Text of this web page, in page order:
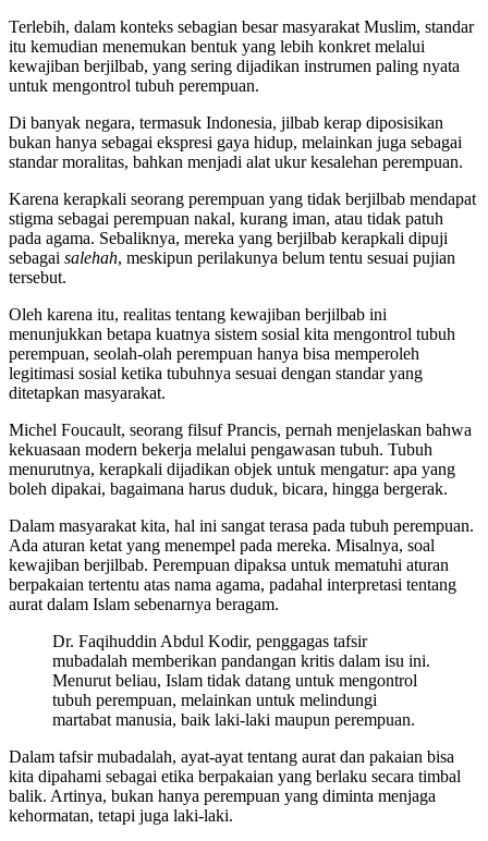
Terlebih, dalam konteks sebagian besar masyarakat Muslim, standar
itu kemudian menemukan bentuk yang lebih konkret melalui
kewajiban berjilbab, yang sering dijadikan instrumen paling nyata
untuk mengontrol tubuh perempuan.
Di banyak negara, termasuk Indonesia, jilbab kerap diposisikan
bukan hanya sebagai ekspresi gaya hidup, melainkan juga sebagai
standar moralitas, bahkan menjadi alat ukur kesalehan perempuan.
Karena kerapkali seorang perempuan yang tidak berjilbab mendapat
stigma sebagai perempuan nakal, kurang iman, atau tidak patuh
pada agama. Sebaliknya, mereka yang berjilbab kerapkali dipuji
sebagai salehah, meskipun perilakunya belum tentu sesuai pujian
tersebut.
Oleh karena itu, realitas tentang kewajiban berjilbab ini
menunjukkan betapa kuatnya sistem sosial kita mengontrol tubuh
perempuan, seolah-olah perempuan hanya bisa memperoleh
legitimasi sosial ketika tubuhnya sesuai dengan standar yang
ditetapkan masyarakat.
Michel Foucault, seorang filsuf Prancis, pernah menjelaskan bahwa
kekuasaan modern bekerja melalui pengawasan tubuh. Tubuh
menurutnya, kerapkali dijadikan objek untuk mengatur: apa yang
boleh dipakai, bagaimana harus duduk, bicara, hingga bergerak.
Dalam masyarakat kita, hal ini sangat terasa pada tubuh perempuan.
Ada aturan ketat yang menempel pada mereka. Misalnya, soal
kewajiban berjilbab. Perempuan dipaksa untuk mematuhi aturan
berpakaian tertentu atas nama agama, padahal interpretasi tentang
aurat dalam Islam sebenarnya beragam.
Dr. Faqihuddin Abdul Kodir, penggagas tafsir
mubadalah memberikan pandangan kritis dalam isu ini.
Menurut beliau, Islam tidak datang untuk mengontrol
tubuh perempuan, melainkan untuk melindungi
martabat manusia, baik laki-laki maupun perempuan.
Dalam tafsir mubadalah, ayat-ayat tentang aurat dan pakaian bisa
kita dipahami sebagai etika berpakaian yang berlaku secara timbal
balik. Artinya, bukan hanya perempuan yang diminta menjaga
kehormatan, tetapi juga laki-laki.